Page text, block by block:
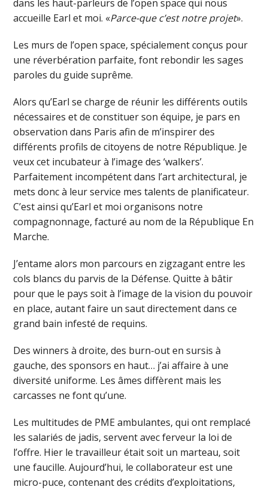
dans les haut-parleurs de l’open space qui nous
accueille Earl et moi. «Parce-que c’est notre projet».
Les murs de l’open space, spécialement conçus pour
une réverbération parfaite, font rebondir les sages
paroles du guide suprême.
Alors qu’Earl se charge de réunir les différents outils
nécessaires et de constituer son équipe, je pars en
observation dans Paris afin de m’inspirer des
différents profils de citoyens de notre République. Je
veux cet incubateur à l’image des ‘walkers’.
Parfaitement incompétent dans l’art architectural, je
mets donc à leur service mes talents de planificateur.
C’est ainsi qu’Earl et moi organisons notre
compagnonnage, facturé au nom de la République En
Marche.
J’entame alors mon parcours en zigzagant entre les
cols blancs du parvis de la Défense. Quitte à bâtir
pour que le pays soit à l’image de la vision du pouvoir
en place, autant faire un saut directement dans ce
grand bain infesté de requins.
Des winners à droite, des burn-out en sursis à
gauche, des sponsors en haut… j’ai affaire à une
diversité uniforme. Les âmes diffèrent mais les
carcasses ne font qu’une.
Les multitudes de PME ambulantes, qui ont remplacé
les salariés de jadis, servent avec ferveur la loi de
l’offre. Hier le travailleur était soit un marteau, soit
une faucille. Aujourd’hui, le collaborateur est une
micro-puce, contenant des crédits d’exploitations,